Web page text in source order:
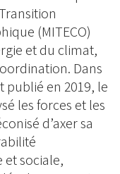
(MITECO)
et du climat,
Dans
en 2019, le
les forces et les
d’axer sa
sociale,